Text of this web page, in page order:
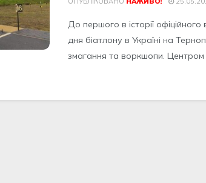
До першого в історії
дня біатлону в Україні на
змагання та воркшопи. Центром